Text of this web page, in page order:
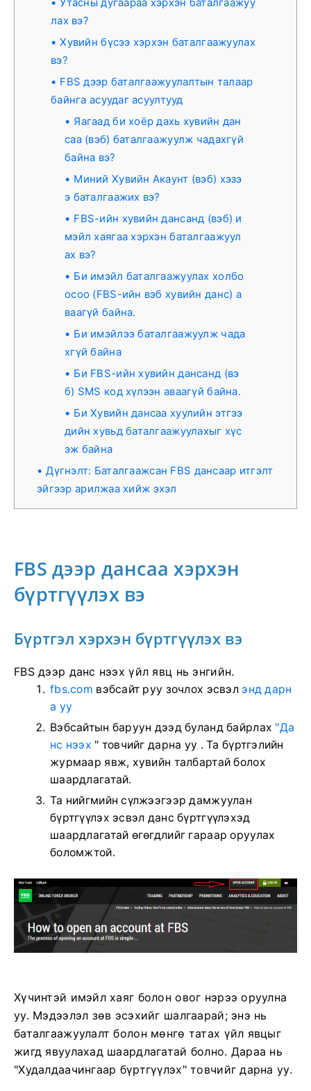
лах вэ?
Хувийн бүсээ хэрхэн баталгаажуулах
вэ?
FBS дээр баталгаажуулалтын талаар
байнга асуудаг асуултууд
Яагаад би хоёр дахь хувийн дан
саа (вэб) баталгаажуулж чадахгүй
байна вэ?
Миний Хувийн Акаунт (вэб) хэзэ
э баталгаажих вэ?
FBS-ийн хувийн дансанд (вэб) и
мэйл хаягаа хэрхэн баталгаажуул
ах вэ?
Би имэйл баталгаажуулах холбо
осоо (FBS-ийн вэб хувийн данс) а
ваагүй байна.
Би имэйлээ баталгаажуулж чада
хгүй байна
Би FBS-ийн хувийн дансанд (вэ
б) SMS код хүлээн аваагүй байна.
Би Хувийн дансаа хуулийн этгээ
дийн хувьд баталгаажуулахыг хүс
эж байна
Дүгнэлт: Баталгаажсан FBS дансаар итгэлт
эйгээр арилжаа хийж эхэл
FBS дээр дансаа хэрхэн
бүртгүүлэх вэ
Бүртгэл хэрхэн бүртгүүлэх вэ
FBS дээр данс нээх үйл явц нь энгийн.
fbs.com вэбсайт руу зочлох эсвэлэнд дарн
а уу
Вэбсайтын баруун дээд буланд байрлах "Да
нс нээх " товчийг дарна уу . Та бүртгэлийн
журмаар явж, хувийн талбартай болох
шаардлагатай.
Та нийгмийн сүлжээгээр дамжуулан
бүртгүүлэх эсвэл данс бүртгүүлэхэд
шаардлагатай өгөгдлийг гараар оруулах
боломжтой.
Хүчинтэй имэйл хаяг болон овог нэрээ оруулна
уу. Мэдээлэл зөв эсэхийг шалгаарай; энэ нь
баталгаажуулалт болон мөнгө татах үйл явцыг
жигд явуулахад шаардлагатай болно. Дараа нь
"Худалдаачингаар бүртгүүлэх" товчийг дарна уу.